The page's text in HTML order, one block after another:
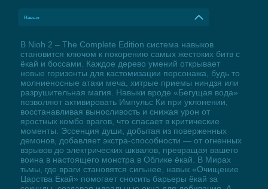
Навык
В Nioh 2 – The Complete Edition система навыков
становится ключом к покорению самых жестоких битв с
ёкай и боссами. Каждое дерево умений открывает
новые горизонты для кастомизации персонажа, будь то
молниеносные атаки меча, хитрые приемы ниндзя или
разрушительная магия. Навыки вроде «Бегущая вода»
позволяют активировать Импульс Ки при уклонении,
восстанавливая выносливость и снижая урон от
яростных комбо врагов, что спасает в критические
моменты. Эссенция души, добытая из поверженных
демонов, добавляет экстра-способности — от огненных
взрывов до электрических шквалов, превращая вашего
воина в настоящего монстра в Облике ёкай. В Мирах
тьмы, где враги становятся сильнее, навык «Очищение
Царства Ёкай» помогает сносить барьеры ёкай за